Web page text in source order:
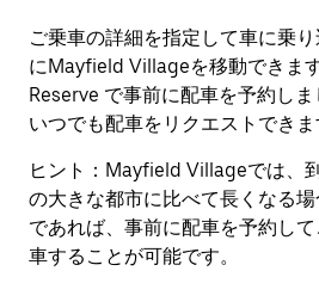
ご乗車の詳細を指定して車に乗
にMayfield Villageを移動できま
Reserve で事前に配車を予約し
いつでも配車をリクエストできま
ヒント： Mayfield Villageでは、
の大きな都市に比べて長くなる
であれば、事前に配車を予約し
車することが可能です。